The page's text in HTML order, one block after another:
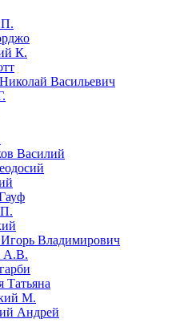
К.
Васильевич
Василий
Владимирович
А.В.
Татьяна
М.
Андрей